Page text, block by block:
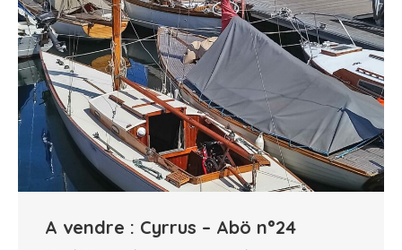
A vendre : Cyrrus – Abö n°24